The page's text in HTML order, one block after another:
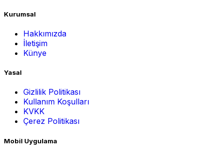
Kurumsal
Hakkımızda
İletişim
Künye
Yasal
Gizlilik Politikası
Kullanım Koşulları
KVKK
Çerez Politikası
Mobil Uygulama